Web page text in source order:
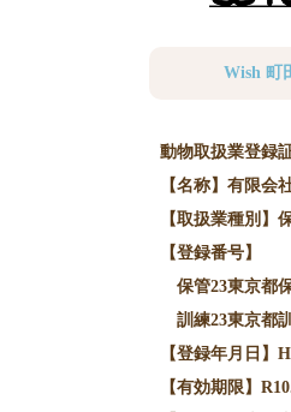
Wish 町
動物取扱業登録
【名称】有限会
【取扱業種別】
【登録番号】
保管23東京都
訓練23東京都
【登録年月日】
【有効期限】